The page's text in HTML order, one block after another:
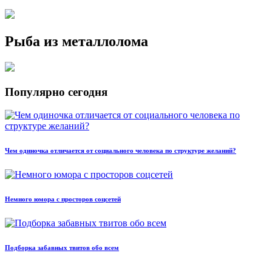
Рыба из металлолома
Популярно сегодня
Чем одиночка отличается от социального человека по структуре желаний?
Немного юмора с просторов соцсетей
Подборка забавных твитов обо всем